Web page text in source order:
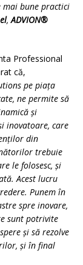
bune practici
,ADVION®
Professional
că,
pe piața
ne permite să
și
inovatoare, care
din
trebuie
le folosesc, și
Acest lucru
Punem în
spre inovare,
sunt potrivite
și să rezolve
și în final